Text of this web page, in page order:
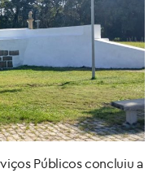
Públicos concluiu a